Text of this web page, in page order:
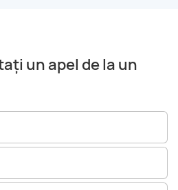
un apel de la un